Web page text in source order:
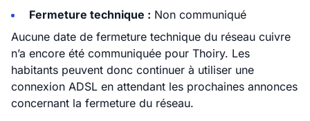
Fermeture technique : Non communiqué
Aucune date de fermeture technique du réseau cuivre
n’a encore été communiquée pour Thoiry. Les
habitants peuvent donc continuer à utiliser une
connexion ADSL en attendant les prochaines annonces
concernant la fermeture du réseau.